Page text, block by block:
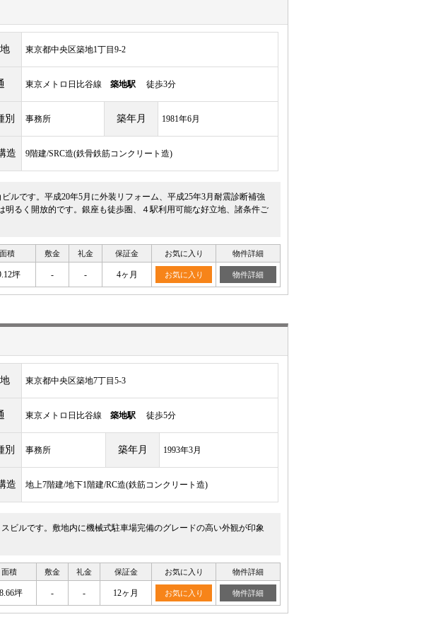
東京都中央区築地1丁目9-2
東京メトロ日比谷線 築地駅 徒歩3分
別 事務所 築年月 1981年6月
造 9階建/SRC造(鉄骨鉄筋コンクリート造)
ルです。平成20年5月に外装リフォーム、平成25年3月耐震診断補強
るく開放的です。銀座も徒歩圏、４駅利用可能な好立地、諸条件ご
面積 敷金 礼金 保証金 お気に入り 物件詳細
坪 - - 4ヶ月 お気に入り 物件詳細
東京都中央区築地7丁目5-3
東京メトロ日比谷線 築地駅 徒歩5分
別 事務所 築年月 1993年3月
造 地上7階建/地下1階建/RC造(鉄筋コンクリート造)
ビルです。敷地内に機械式駐車場完備のグレードの高い外観が印象
面積 敷金 礼金 保証金 お気に入り 物件詳細
坪 - - 12ヶ月 お気に入り 物件詳細